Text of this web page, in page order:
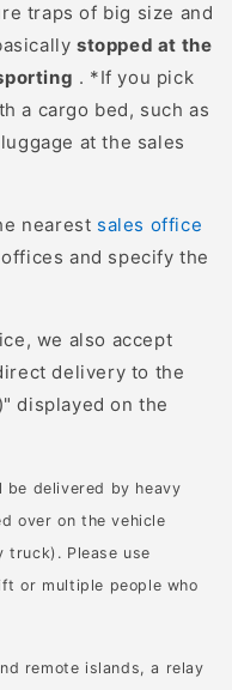
知っておくべきこと 6今
後どうするべきか：外来
種問題として考える 1私
たちにできる予防行動と
は？ 7今まとめ・総括：
めに私たちができるこ
アライグマとはどんな
特徴や生態から学び、
本における問題へと理
を深めましょう。 アラ
調としており、目の周
黒い模様がある“マス
が特徴的です。夜行性
あり、雑食性のため果
。さらに手先が器用
traps of big size and
stopped at the
. *If you pick
a cargo bed, such as
at the sales
nearest sales office
and specify the
we also accept
delivery to the
displayed on the
delivered by heavy
over on the vehicle
truck). Please use
or multiple people who
remote islands, a relay